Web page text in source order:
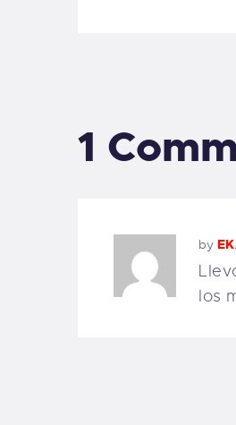
1
by
los